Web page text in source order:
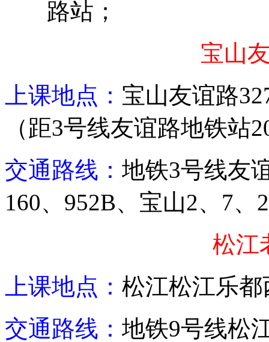
路站；
宝山
上课地点： 宝山友谊路
（距3号线友谊路地铁站
交通路线： 地铁3号线友
160、 952B、宝山2、 7、
松江
上课地点： 松江松江乐都
交通路线： 地铁9号线松